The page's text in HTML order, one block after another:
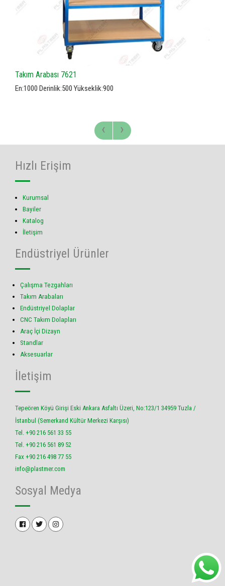
Takım Arabası 7521
En:1200 Derinlik:565 Yükseklik:1800
‹ ›
Hızlı Erişim
Kurumsal
Bayiler
Katalog
İletişim
Endüstriyel Ürünler
Çalışma Tezgahları
Takım Arabaları
Endüstriyel Dolaplar
CNC Takım Dolapları
Araç İçi Dizayn
Standlar
Aksesuarlar
İletişim
Tepeören Köyü Girişi Eski Ankara Asfaltı Üzeri, No:123/1 34959 Tuzla /
İstanbul (Semerkand Kültür Merkezi Karşısı)
Tel. +90 216 561 33 55
Tel. +90 216 561 89 52
Fax +90 216 498 77 55
info@plastmer.com
Sosyal Medya